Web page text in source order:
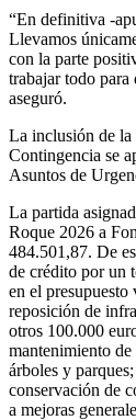
“En definitiva -
Llevamos
con la parte
trabajar todo para
aseguró.
La inclusión de la
Contingencia se
Asuntos de
La partida
Roque 2026 a
484.501,87. De
de crédito por un
en el presupuesto
reposición de
otros 100.000
mantenimiento
árboles y
conservación de
a mejoras